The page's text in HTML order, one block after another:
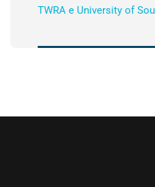
TWRA e University of